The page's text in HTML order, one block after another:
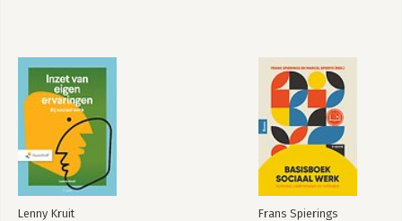
Lenny Kruit Frans Spierings